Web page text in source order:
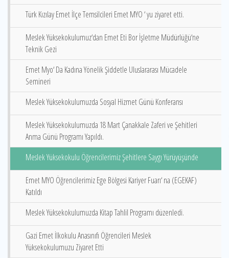
Türk Kızılay Emet İlçe Temsilcileri Emet MYO ‘ yu ziyaret etti.
Meslek Yüksekokulumuz‘dan Emet Eti Bor İşletme Müdürlüğü‘ne
Teknik Gezi
Emet Myo‘ Da Kadına Yönelik Şiddetle Uluslararası Mücadele
Semineri
Meslek Yüksekokulumuzda Sosyal Hizmet Günü Konferansı
Meslek Yüksekokulumuzda 18 Mart Çanakkale Zaferi ve Şehitleri
Anma Günü Programı Yapıldı.
Meslek Yüksekokulu Öğrencilerimiz Şehitlere Saygı Yürüyüşünde
Emet MYO Öğrencilerimiz Ege Bölgesi Kariyer Fuarı‘ na (EGEKAF)
Katıldı
Meslek Yüksekokulumuzda Kitap Tahlil Programı düzenledi.
Gazi Emet İlkokulu Anasınıfı Öğrencileri Meslek
Yüksekokulumuzu Ziyaret Etti